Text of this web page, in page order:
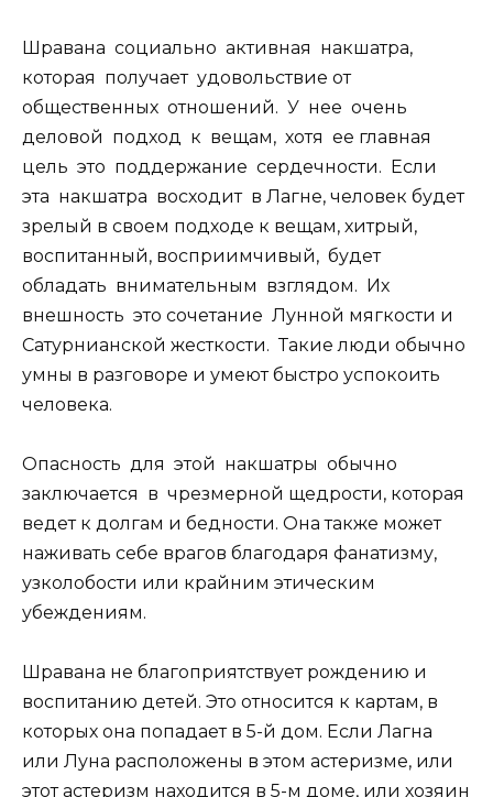
Шравана социально активная накшатра,
которая получает удовольствие от
общественных отношений. У нее очень
деловой подход к вещам, хотя ее главная
цель это поддержание сердечности. Если
эта накшатра восходит в Лагне, человек будет
зрелый в своем подходе к вещам, хитрый,
воспитанный, восприимчивый, будет
обладать внимательным взглядом. Их
внешность это сочетание Лунной мягкости и
Сатурнианской жесткости. Такие люди обычно
умны в разговоре и умеют быстро успокоить
человека.
Опасность для этой накшатры обычно
заключается в чрезмерной щедрости, которая
ведет к долгам и бедности. Она также может
наживать себе врагов благодаря фанатизму,
узколобости или крайним этическим
убеждениям.
Шравана не благоприятствует рождению и
воспитанию детей. Это относится к картам, в
которых она попадает в 5-й дом. Если Лагна
или Луна расположены в этом астеризме, или
этот астеризм находится в 5-м доме, или хозяин